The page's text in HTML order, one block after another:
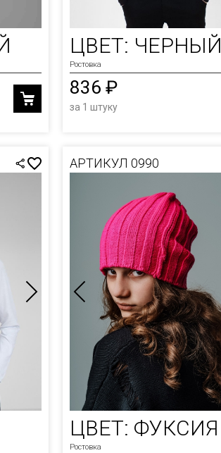
ЦВЕТ: ЧЕРНЫЙ
Ростовка
836 ₽
за 1 штуку
АРТИКУЛ 0990
ЦВЕТ: ФУКСИЯ
Ростовка